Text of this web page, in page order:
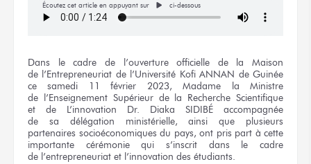
Écoutez cet article en appuyant sur ci-dessous
Dans le cadre de l’ouvertureofficielle de la Maison
de l’Entrepreneuriat de l’Université Kofi ANNAN de Guinée
ce samedi
11 février 2023, Madame la Ministre
de l’EnseignementSupérieur de la Recherche Scientifique
et de L’innovation
Dr. Diaka SIDIBÉ accompagnée
de sa délégation ministérielle, ainsi que plusieurs
partenaires socioéconomiques du pays, ont pris part à cette
importante cérémonie qui s’inscrit dans le cadre
de l’entrepreneuriat et l’innovation des étudiants.